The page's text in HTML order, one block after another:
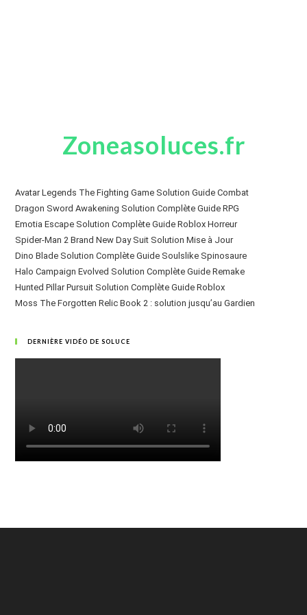
Zoneasoluces.fr
Avatar Legends The Fighting Game Solution Guide Combat
Dragon Sword Awakening Solution Complète Guide RPG
Emotia Escape Solution Complète Guide Roblox Horreur
Spider-Man 2 Brand New Day Suit Solution Mise à Jour
Dino Blade Solution Complète Guide Soulslike Spinosaure
Halo Campaign Evolved Solution Complète Guide Remake
Hunted Pillar Pursuit Solution Complète Guide Roblox
Moss The Forgotten Relic Book 2 : solution jusqu’au Gardien
DERNIÈRE VIDÉO DE SOLUCE